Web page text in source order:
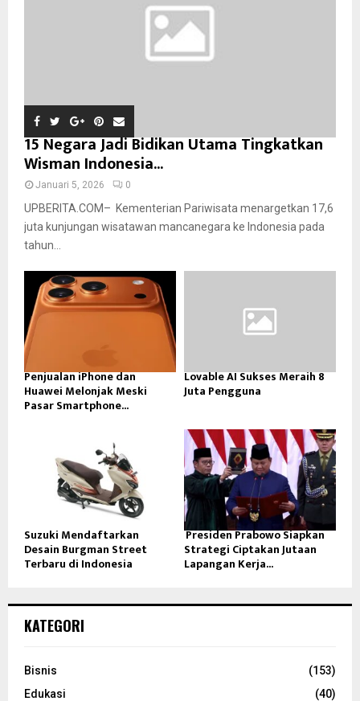
15 Negara Jadi Bidikan Utama Tingkatkan
Wisman Indonesia...
Januari 5, 2026 0
UPBERITA.COM– Kementerian Pariwisata menargetkan 17,6
juta kunjungan wisatawan mancanegara ke Indonesia pada
tahun...
Penjualan iPhone dan
Huawei Melonjak Meski
Pasar Smartphone...
Lovable AI Sukses Meraih 8
Juta Pengguna
Suzuki Mendaftarkan
Desain Burgman Street
Terbaru di Indonesia
Presiden Prabowo Siapkan
Strategi Ciptakan Jutaan
Lapangan Kerja...
KATEGORI
Bisnis
(153)
Edukasi
(40)